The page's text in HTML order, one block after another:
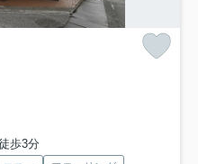
歩3分